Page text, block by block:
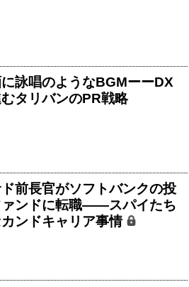
詠唱のようなBGMーーDX
タリバンのPR戦略
前長官がソフトバンクの投
ァンドに転職――スパイたち
ンドキャリア事情